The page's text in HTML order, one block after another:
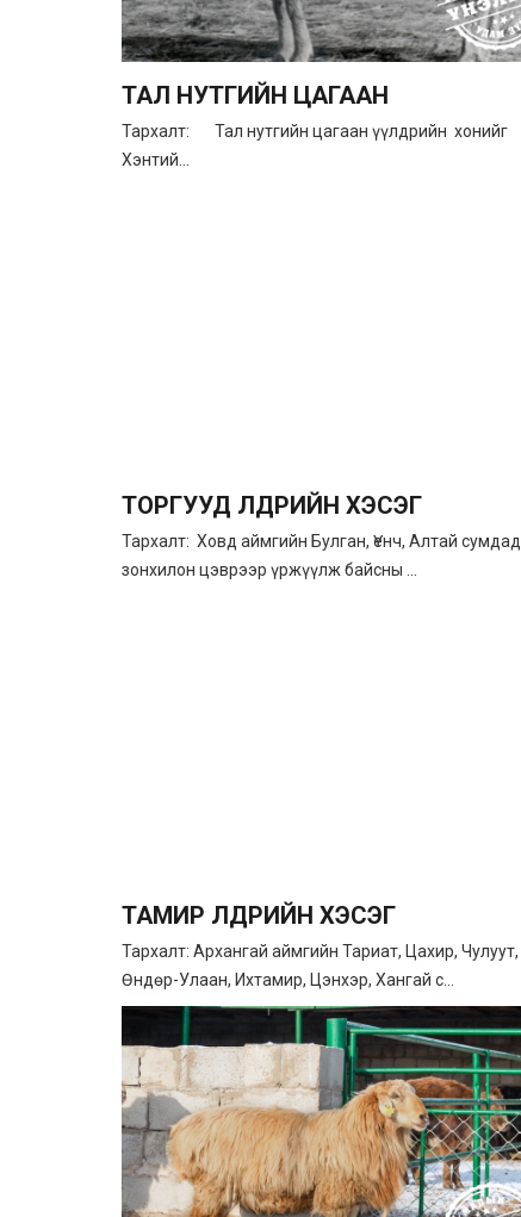
ТАЛ НУТГИЙН ЦАГААН
Тархалт: Тал нутгийн цагаан үүлдрийн хонийг
Хэнтий...
ТОРГУУД ҮҮЛДРИЙН ХЭСЭГ
Тархалт: Ховд аймгийн Булган, Үенч, Алтай сумдад
зонхилон цэврээр үржүүлж байсны ...
ТАМИР ҮҮЛДРИЙН ХЭСЭГ
Тархалт: Архангай аймгийн Тариат, Цахир, Чулуут,
Өндөр-Улаан, Ихтамир, Цэнхэр, Хангай с...